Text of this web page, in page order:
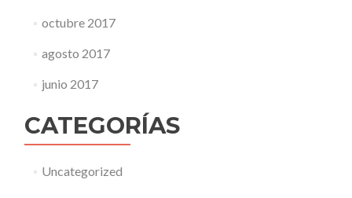
octubre 2017
agosto 2017
junio 2017
CATEGORÍAS
Uncategorized